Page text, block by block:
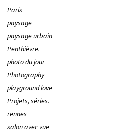
Paris
paysage
paysage urbain
Penthièvre.
photo du jour
Photography
playground love
Projets, séries.
rennes
salon avec vue